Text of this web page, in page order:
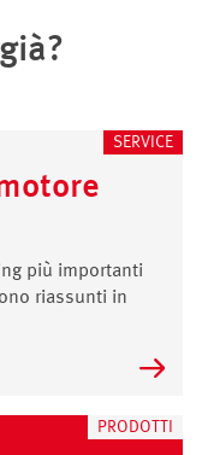
SERVICE
più importanti
riassunti in
PRODOTTI